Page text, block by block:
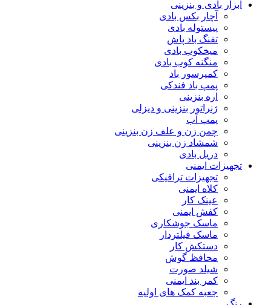
ابزار بادی و بنزینی
آچار بکس بادی
پیستوله بادی
تفنگ باد پاش
میخکوب بادی
منگنه کوب بادی
کمپرسور باد
پمپ باد فندکی
اره بنزینی
ژنراتور بنزینی و دیزلی
پمپ آب
چمن زن و علف زن بنزینی
شمشاد زن بنزینی
دریل بادی
تجهیزات ایمنی
تجهیزات ترافیکی
کلاه ایمنی
عینک کار
کفش ایمنی
ماسک جوشکاری
ماسک فیلتردار
دستکش کار
محافظ گوش
شیلد صورت
کمر بند ایمنی
جعبه کمک های اولیه